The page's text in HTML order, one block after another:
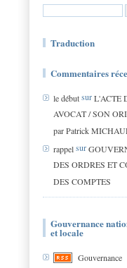
Traduction
Commentaires
le débutsurL'ACTE
AVOCAT / SON
par Patrick
rappelsur
DES ORDRES ET
DES COMPTES
Gouvernance
et locale
Gouvernance